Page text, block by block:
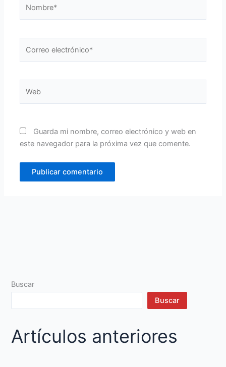
electrónico*
Guarda mi nombre, correo electrónico y web en
este navegador para la próxima vez que comente.
Buscar
Buscar
Artículos anteriores